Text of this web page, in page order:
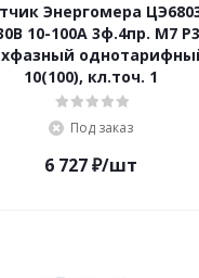
Энергомера
10-100А 3ф.4пр. М7
10(100), кл.точ. 1
Под заказ
6 727₽/шт